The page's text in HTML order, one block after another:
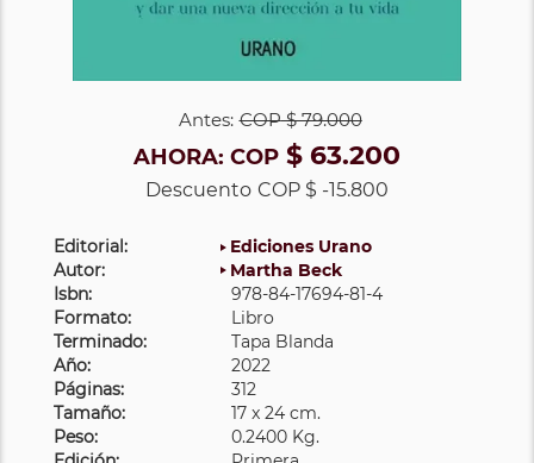
Antes: COP$ 79.000
AHORA: COP $ 63.200
Descuento COP $ -15.800
Editorial:
Ediciones Urano
Autor:
Martha Beck
Isbn:
978-84-17694-81-4
Formato:
Libro
Terminado:
Tapa Blanda
Año:
2022
Páginas:
312
Tamaño:
17 x 24 cm.
Peso:
0.2400 Kg.